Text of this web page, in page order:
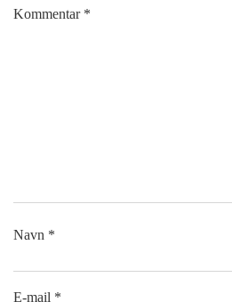
Kommentar *
Navn *
E-mail *